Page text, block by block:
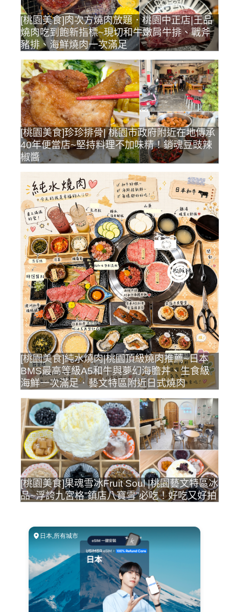
[桃園美食]肉次方燒肉放題．桃園中正店|王品
燒肉吃到飽新指標~現切和牛嫩肩牛排、戰斧
豬排、海鮮燒肉一次滿足
[桃園美食]珍珍排骨| 桃園市政府附近在地傳承
40年便當店~堅持料理不加味精！銷魂豆豉辣
椒醬
[桃園美食]純水燒肉|桃園頂級燒肉推薦~日本
BMS最高等級A5和牛與夢幻海膽丼、生食級
海鮮一次滿足．藝文特區附近日式燒肉
[桃園美食]果魂雪冰Fruit Soul |桃園藝文特區冰
品~浮誇九宮格”鎮店八寶雪”必吃！好吃又好拍